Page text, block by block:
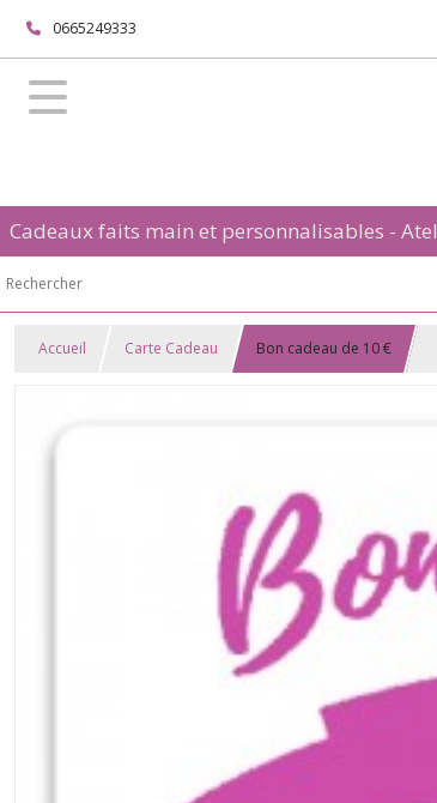
0665249333
Cadeaux faits main et personnalisables -
Accueil Carte Cadeau Bon cadeau de 10 €